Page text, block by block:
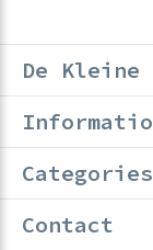
De Kleine
Categories
Contact